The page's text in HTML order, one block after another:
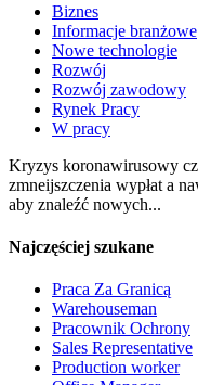
Biznes
Informacje branżowe
Nowe technologie
Rozwój
Rozwój zawodowy
Rynek Pracy
W pracy
Kryzys koronawirusowy
zmneijszczenia wypłat a
aby znaleźć nowych...
Najczęściej szukane
Praca Za Granicą
Warehouseman
Pracownik Ochrony
Sales Representative
Production worker